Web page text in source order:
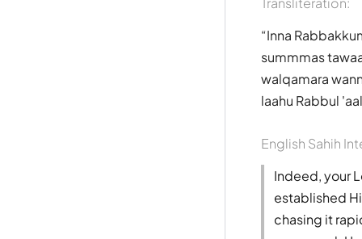
Inna
summmas
walqamara
laahu Rabbul
English Sahih
Indeed, your
established
chasing it